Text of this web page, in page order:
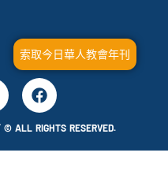
索取今日華人教會年刊
ALL RIGHTS RESERVED.